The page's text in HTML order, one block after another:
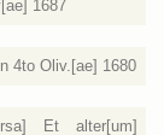
1687
4to Oliv.[ae] 1680
Et alter[um]